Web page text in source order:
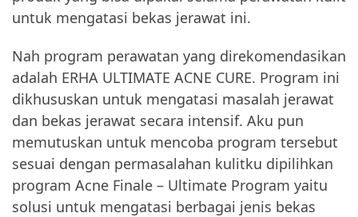
untuk mengatasi bekas jerawat ini.
Nah program perawatan yang direkomendasikan
adalah ERHA ULTIMATE ACNE CURE. Program ini
dikhususkan untuk mengatasi masalah jerawat
dan bekas jerawat secara intensif. Aku pun
memutuskan untuk mencoba program tersebut
sesuai dengan permasalahan kulitku dipilihkan
program Acne Finale – Ultimate Program yaitu
solusi untuk mengatasi berbagai jenis bekas